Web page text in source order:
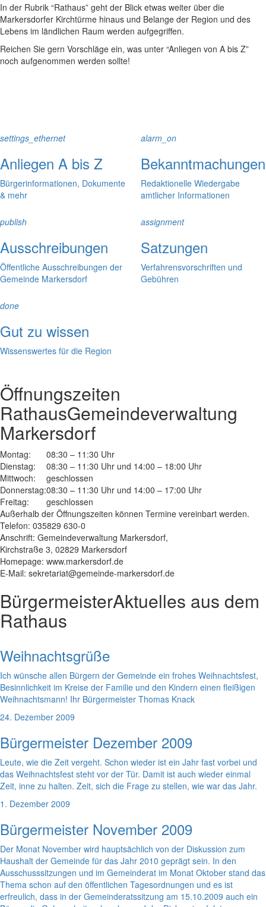
In der Rubrik “Rathaus” geht der Blick etwas weiter über die
Markersdorfer Kirchtürme hinaus und Belange der Region und des
Lebens im ländlichen Raum werden aufgegriffen.
Reichen Sie gern Vorschläge ein, was unter “Anliegen von A bis Z”
noch aufgenommen werden sollte!
settings_ethernet
Anliegen A bis Z
Bürgerinformationen, Dokumente
& mehr
alarm_on
Bekanntmachungen
Redaktionelle Wiedergabe
amtlicher Informationen
publish
Ausschreibungen
Öffentliche Ausschreibungen der
Gemeinde Markersdorf
assignment
Satzungen
Verfahrensvorschriften und
Gebühren
done
Gut zu wissen
Wissenswertes für die Region
Öffnungszeiten
RathausGemeindeverwaltung
Markersdorf
Montag:
08:30 – 11:30 Uhr
Dienstag:
08:30 – 11:30 Uhr und 14:00 – 18:00 Uhr
Mittwoch:
geschlossen
Donnerstag:08:30 – 11:30 Uhr und 14:00 – 17:00 Uhr
Freitag:
geschlossen
Außerhalb der Öffnungszeiten können Termine vereinbart werden.
Telefon: 035829 630-0
Anschrift: Gemeindeverwaltung Markersdorf,
Kirchstraße 3, 02829 Markersdorf
Homepage: www.markersdorf.de
E-Mail: sekretariat@gemeinde-markersdorf.de
BürgermeisterAktuelles aus dem
Rathaus
Weihnachtsgrüße
Ich wünsche allen Bürgern der Gemeinde ein frohes Weihnachtsfest,
Besinnlichkeit im Kreise der Familie und den Kindern einen fleißigen
Weihnachtsmann! Ihr Bürgermeister Thomas Knack
24. Dezember 2009
Bürgermeister Dezember 2009
Leute, wie die Zeit vergeht. Schon wieder ist ein Jahr fast vorbei und
das Weihnachtsfest steht vor der Tür. Damit ist auch wieder einmal
Zeit, inne zu halten. Zeit, sich die Frage zu stellen, wie war das Jahr.
1. Dezember 2009
Bürgermeister November 2009
Der Monat November wird hauptsächlich von der Diskussion zum
Haushalt der Gemeinde für das Jahr 2010 geprägt sein. In den
Ausschusssitzungen und im Gemeinderat im Monat Oktober stand das
Thema schon auf den öffentlichen Tagesordnungen und es ist
erfreulich, dass in der Gemeinderatssitzung am 15.10.2009 auch ein